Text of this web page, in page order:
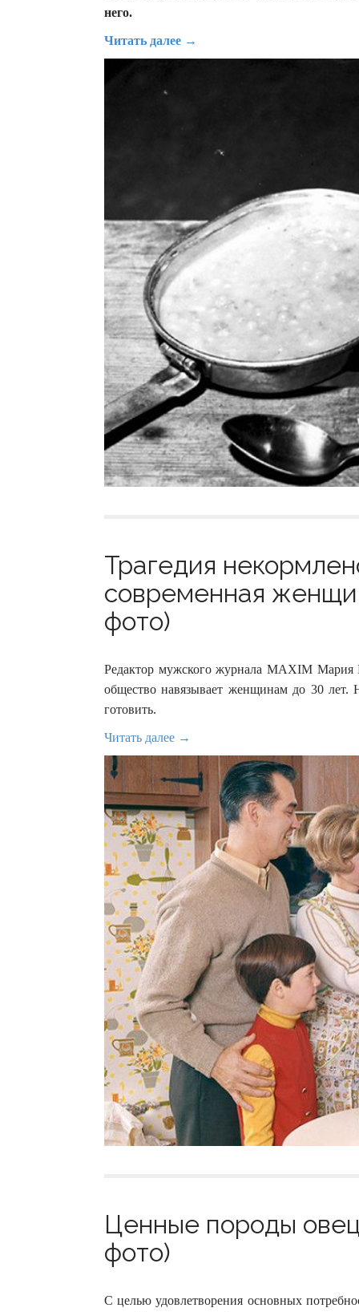
него.
Читать далее →
Трагедия
современная
фото)
Редактор мужского журнала MAXIM Мария
общество навязывает женщинам до 30
готовить.
Читать далее →
Ценные породы
фото)
С целью удовлетворения основных